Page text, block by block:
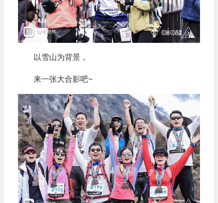
以雪山为背景，
来一张大合影吧~